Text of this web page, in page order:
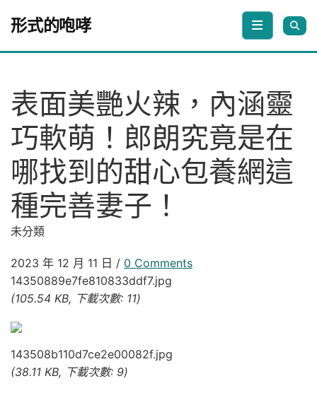
形式的咆哮
表面美艷火辣，內涵靈
巧軟萌！郎朗究竟是在
哪找到的甜心包養網這
種完善妻子！
未分類
2023 年 12 月 11 日 / 0 Comments
14350889e7fe810833ddf7.jpg
(105.54 KB, 下載次數: 11)
143508b110d7ce2e00082f.jpg
(38.11 KB, 下載次數: 9)